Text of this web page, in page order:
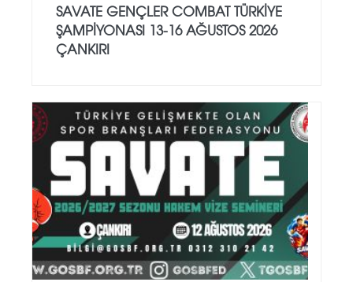
SAVATE GENÇLER COMBAT TÜRKİYE
ŞAMPİYONASI 13-16 AĞUSTOS 2026
ÇANKIRI